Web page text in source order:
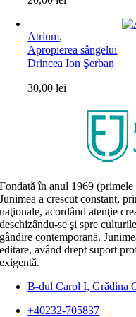
Atrium,
Apropierea sângelui
Drincea Ion Şerban
30,00lei
Fondată în anul 1969
Junimea a crescut constant,
naţionale, acordând atenţie
deschizându-se şi spre
gândire contemporană.
editare, având drept suport
exigentă.
B-dul Carol I, Grădina
+40232-705837